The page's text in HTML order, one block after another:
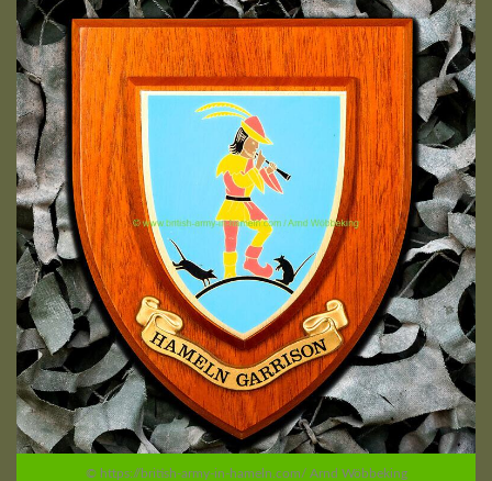
© https://british-army-in-hameln.com/ Arnd Wöbbeking